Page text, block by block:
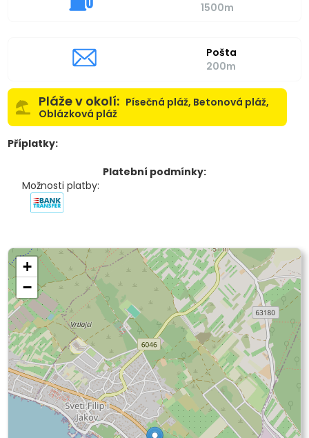
1500m
Pošta
200m
Pláže v okolí: Písečná pláž, Betonová pláž,
Oblázková pláž
Příplatky:
Platební podmínky:
Možnosti platby:
+
−